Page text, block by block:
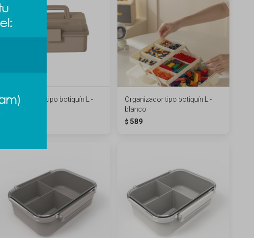
Organizador tipo botiquín L -
beige
Organizador tipo botiquín L -
blanco
$ 589